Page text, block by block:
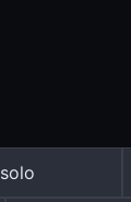
solo